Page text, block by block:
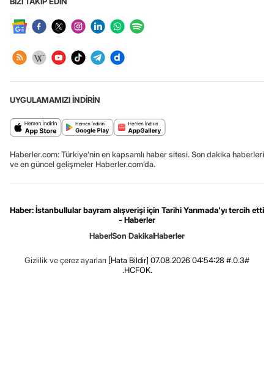
UYGULAMAMIZI İNDİRİN
Haberler.com: Türkiye’nin en kapsamlı haber sitesi. Son dakika haberleri
ve en güncel gelişmeler Haberler.com’da.
Haber: İstanbullular bayram alışverişi için Tarihi Yarımada'yı tercih etti
- Haberler
HaberSon DakikaHaberler
Gizlilik ve çerez ayarları [Hata Bildir] 07.08.2026 04:54:28 #.0.3#
.HCFOK.